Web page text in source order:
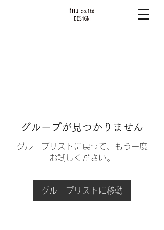
グループが見つかりません
グループリストに戻って、もう一度
お試しください。
グループリストに移動